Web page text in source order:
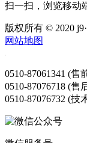
扫一扫，浏览移动
版权所有 © 2020
网站地图
0510-87061341 (售
0510-87076718 (售
0510-87076732 (技